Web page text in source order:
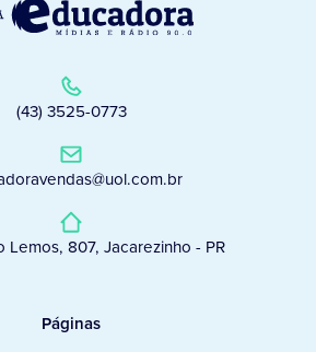
(43) 3525-0773
Lemos, 807, Jacarezinho - PR
Páginas